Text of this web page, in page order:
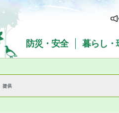
Prefecture
防災・安全 暮らし・